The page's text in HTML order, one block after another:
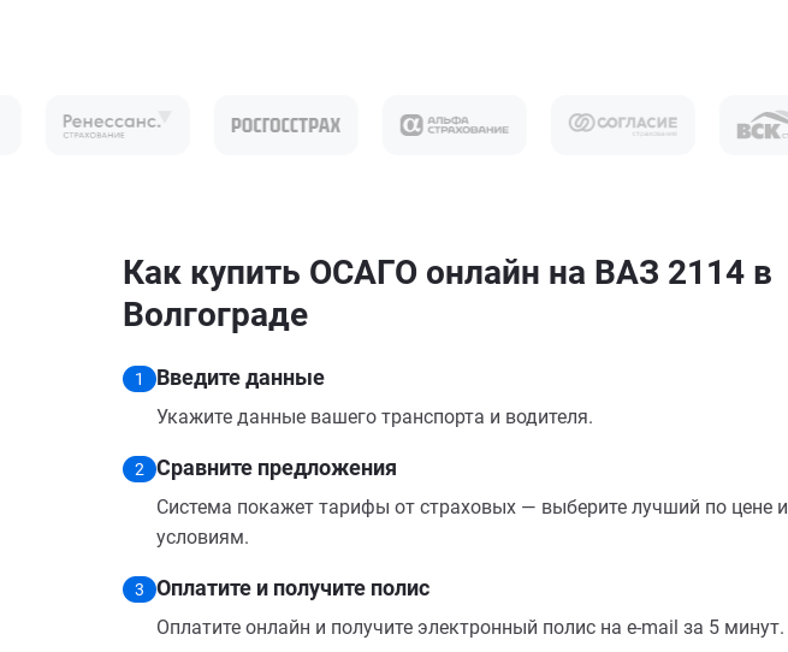
Как купить ОСАГО онлайн на ВАЗ 2114 в
Волгограде
1 Введите данные
Укажите данные вашего транспорта и водителя.
2 Сравните предложения
Система покажет тарифы от страховых — выберите лучший по цене и
условиям.
3 Оплатите и получите полис
Оплатите онлайн и получите электронный полис на e-mail за 5 минут.